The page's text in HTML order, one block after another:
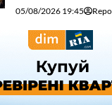
05/08/2026 19:45